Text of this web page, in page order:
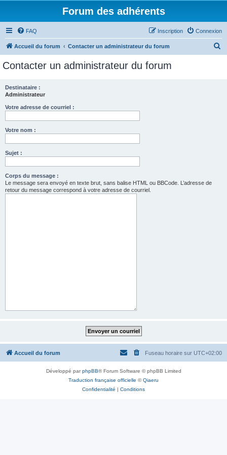
Forum des adhérents
FAQ Connexion
Inscription
Accueil du forum Contacter un administrateur du forum
Contacter un administrateur du forum
Destinataire :
Administrateur
Votre adresse de courriel :
Votre nom :
Sujet :
Corps du message :
Le message sera envoyé en texte brut, sans balise HTML ou BBCode. L’adresse de
retour du message correspond à votre adresse de courriel.
Accueil du forum Fuseau horaire sur UTC+02:00
Développé parphpBB® Forum Software © phpBB Limited
Traduction française officielle ©Qiaeru
Confidentialité | Conditions